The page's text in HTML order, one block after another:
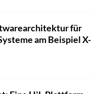
für
am Beispiel X-